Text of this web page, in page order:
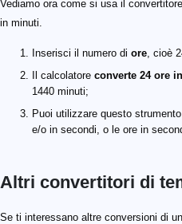
Vediamo ora come si usa il
in minuti.
Inserisci il numero di ore, cioè
Il calcolatore converte 24 ore
1440 minuti;
Puoi utilizzare questo
e/o in secondi, o le ore in
Altri convertitori di
Se ti interessano altre conversioni di